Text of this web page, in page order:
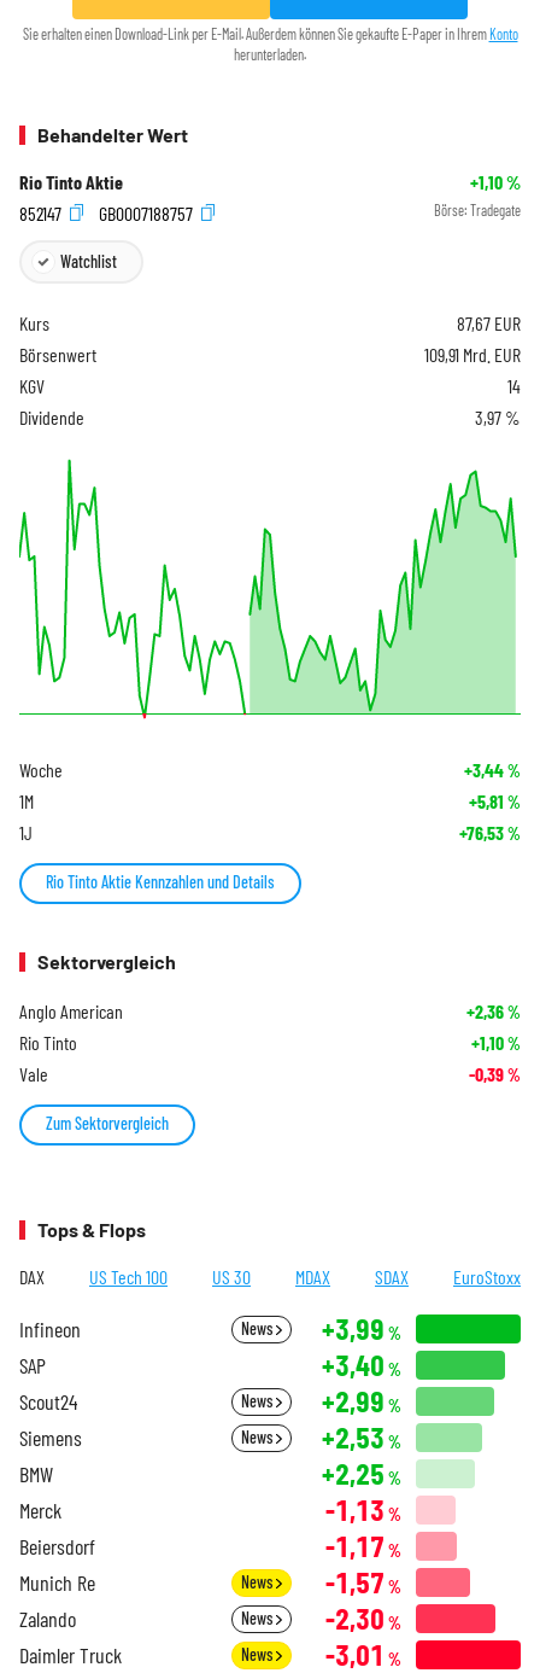
Sie erhalten einen Download-Link per E-Mail. Außerdem können Sie gekaufte E-Paper in Ihrem Konto
herunterladen.
Behandelter Wert
Rio Tinto Aktie +1,10%
852147
GB0007188757 Börse: Tradegate
Watchlist
Kurs 87,67 EUR
Börsenwert
109,91 Mrd. EUR
KGV
14
Dividende
3,97 %
Woche +3,44%
1M +5,81 %
1J +76,53%
Rio Tinto Aktie Kennzahlen und Details
Sektorvergleich
Anglo American +2,36%
Rio Tinto +1,10%
Vale -0,39%
Zum Sektorvergleich
Tops & Flops
DAX US Tech 100 US 30 MDAX SDAX EuroStoxx
Infineon News +3,99 %
SAP +3,40 %
Scout24 News +2,99 %
Siemens News +2,53 %
BMW +2,25 %
Merck -1,13 %
Beiersdorf -1,17 %
Munich Re News -1,57 %
Zalando News -2,30 %
Daimler Truck News -3,01 %